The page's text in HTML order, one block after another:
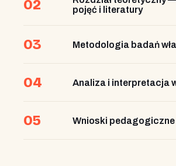
02
pojęć i literatury
03 Metodologia badań
04 Analiza i interpretacja
05 Wnioski